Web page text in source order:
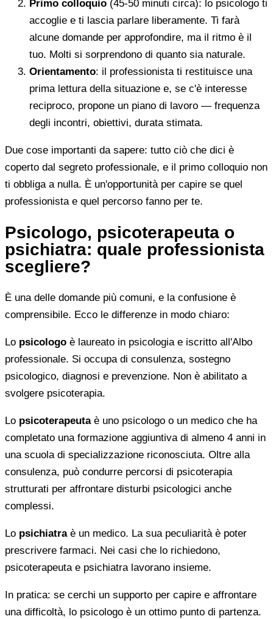
Primo colloquio (45-50 minuti circa): lo psicologo ti
accoglie e ti lascia parlare liberamente. Ti farà
alcune domande per approfondire, ma il ritmo è il
tuo. Molti si sorprendono di quanto sia naturale.
Orientamento: il professionista ti restituisce una
prima lettura della situazione e, se c'è interesse
reciproco, propone un piano di lavoro — frequenza
degli incontri, obiettivi, durata stimata.
Due cose importanti da sapere: tutto ciò che dici è
coperto dal segreto professionale, e il primo colloquio non
ti obbliga a nulla. È un'opportunità per capire se quel
professionista e quel percorso fanno per te.
Psicologo, psicoterapeuta o
psichiatra: quale professionista
scegliere?
È una delle domande più comuni, e la confusione è
comprensibile. Ecco le differenze in modo chiaro:
Lo psicologo è laureato in psicologia e iscritto all'Albo
professionale. Si occupa di consulenza, sostegno
psicologico, diagnosi e prevenzione. Non è abilitato a
svolgere psicoterapia.
Lo psicoterapeutaè uno psicologo o un medico che ha
completato una formazione aggiuntiva di almeno 4 anni in
una scuola di specializzazione riconosciuta. Oltre alla
consulenza, può condurre percorsi di psicoterapia
strutturati per affrontare disturbi psicologici anche
complessi.
Lo psichiatraè un medico. La sua peculiarità è poter
prescrivere farmaci. Nei casi che lo richiedono,
psicoterapeuta e psichiatra lavorano insieme.
In pratica: se cerchi un supporto per capire e affrontare
una difficoltà, lo psicologo è un ottimo punto di partenza.